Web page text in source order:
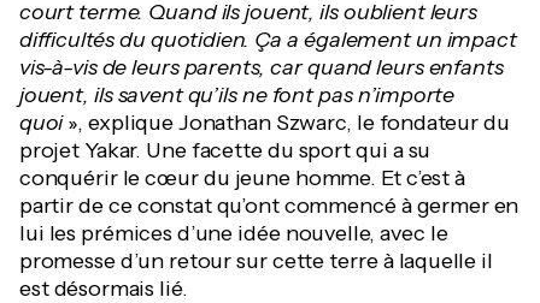
court terme. Quand ils jouent, ils oublient leurs
difficultés du quotidien. Ça a également un impact
vis-à-vis de leurs parents, car quand leurs enfants
jouent, ils savent qu’ils ne font pas n’importe
quoi», explique Jonathan Szwarc, le fondateur du
projet Yakar. Une facette du sport qui a su
conquérir le cœur du jeune homme. Et c’est à
partir de ce constat qu’ont commencé à germer en
lui les prémices d’une idée nouvelle, avec le
promesse d’un retour sur cette terre à laquelle il
est désormais lié.